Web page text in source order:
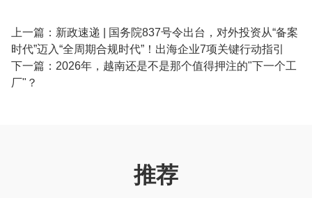
上一篇： 新政速递 | 国务院837号令出台，对外投资从“备案
时代”迈入“全周期合规时代”！出海企业7项关键行动指引
下一篇： 2026年，越南还是不是那个值得押注的"下一个工
厂"？
推荐